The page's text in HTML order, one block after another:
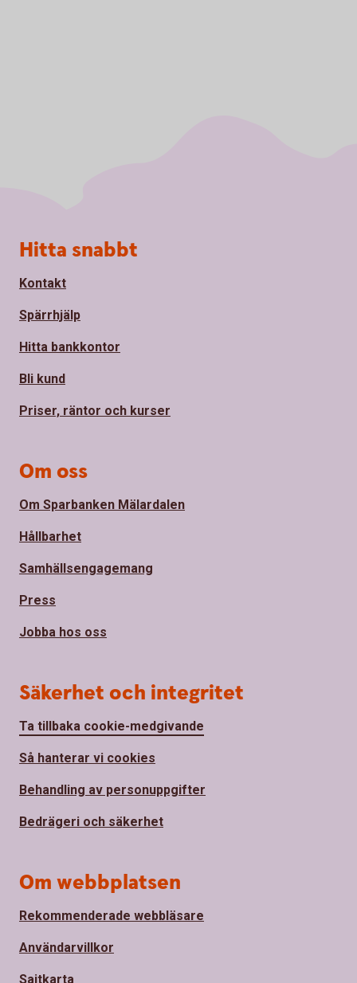
Sidfot
Hitta snabbt
Kontakt
Spärrhjälp
Hitta bankkontor
Bli kund
Priser, räntor och kurser
Om oss
Om Sparbanken Mälardalen
Hållbarhet
Samhällsengagemang
Press
Jobba hos oss
Säkerhet och integritet
Ta tillbaka cookie-medgivande
Så hanterar vi cookies
Behandling av personuppgifter
Bedrägeri och säkerhet
Om webbplatsen
Rekommenderade webbläsare
Användarvillkor
Sajtkarta